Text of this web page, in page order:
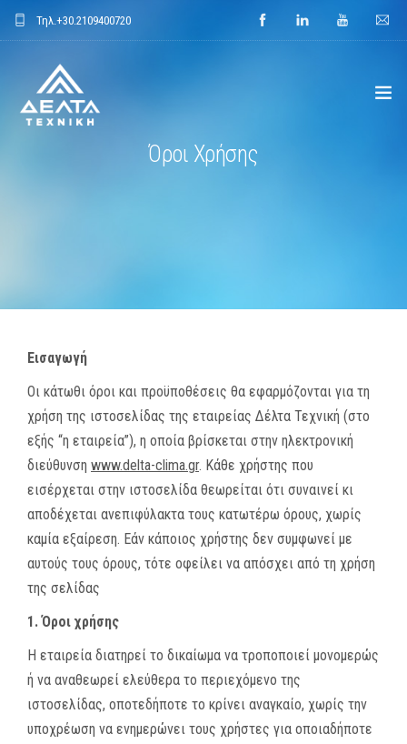
Τηλ.+30.2109400720
ΝΕΑ
MEDIA
ΦΥΛΛΑΔΙΑ
ΕΥΚΑΙΡΙΕΣ ΕΡΓΑΣΙΑΣ
ΕΠΙΚΟΙΝΩΝΙΑ
E-SHOP
Όροι Χρήσης
Εισαγωγή
Οι κάτωθι όροι και προϋποθέσεις θα εφαρμόζονται για τη
χρήση της ιστοσελίδας της εταιρείας Δέλτα Τεχνική (στο
εξής “η εταιρεία”), η οποία βρίσκεται στην ηλεκτρονική
διεύθυνση www.delta-clima.gr. Κάθε χρήστης που
εισέρχεται στην ιστοσελίδα θεωρείται ότι συναινεί κι
αποδέχεται ανεπιφύλακτα τους κατωτέρω όρους, χωρίς
καμία εξαίρεση. Εάν κάποιος χρήστης δεν συμφωνεί με
αυτούς τους όρους, τότε οφείλει να απόσχει από τη χρήση
της σελίδας
1. Όροι χρήσης
Η εταιρεία διατηρεί το δικαίωμα να τροποποιεί μονομερώς
ή να αναθεωρεί ελεύθερα το περιεχόμενο της
ιστοσελίδας, οποτεδήποτε το κρίνει αναγκαίο, χωρίς την
υποχρέωση να ενημερώνει τους χρήστες για οποιαδήποτε